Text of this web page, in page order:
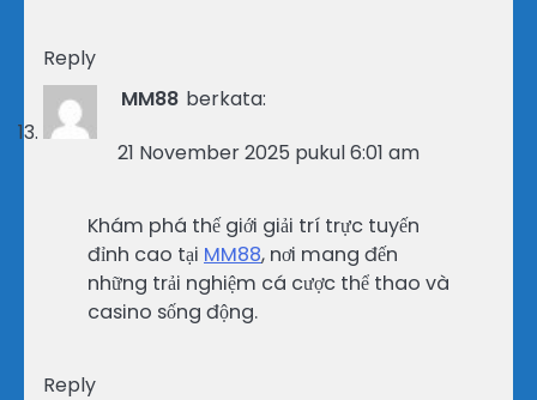
Reply
MM88 berkata:
21 November 2025 pukul 6:01 am
Khám phá thế giới giải trí trực tuyến
đỉnh cao tại MM88, nơi mang đến
những trải nghiệm cá cược thể thao và
casino sống động.
Reply